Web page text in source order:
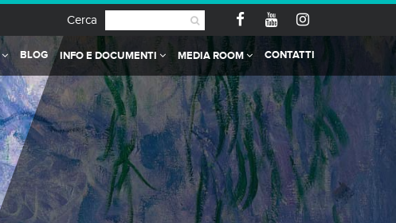
Cerca
BLOG INFO E DOCUMENTI MEDIA ROOM CONTATTI